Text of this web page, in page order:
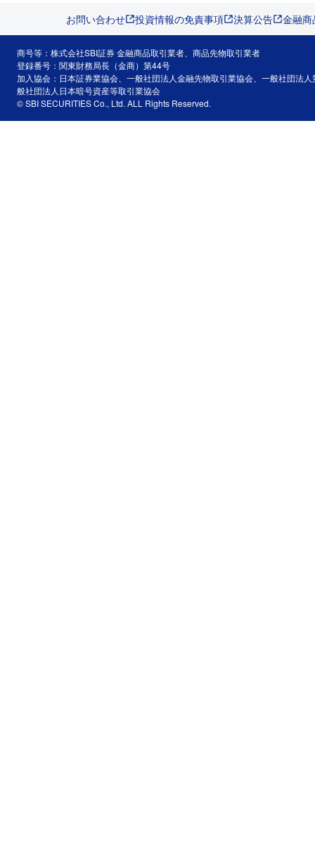
お問い合わせ 投資情報の免責事項 決算公告 金融
商号等：株式会社SBI証券 金融商品取引業者、商品先物取引業者
登録番号：関東財務局長（金商）第44号
加入協会：日本証券業協会、一般社団法人金融先物取引業協会、一般社団法
般社団法人日本暗号資産等取引業協会
© SBI SECURITIES Co., Ltd. ALL Rights Reserved.